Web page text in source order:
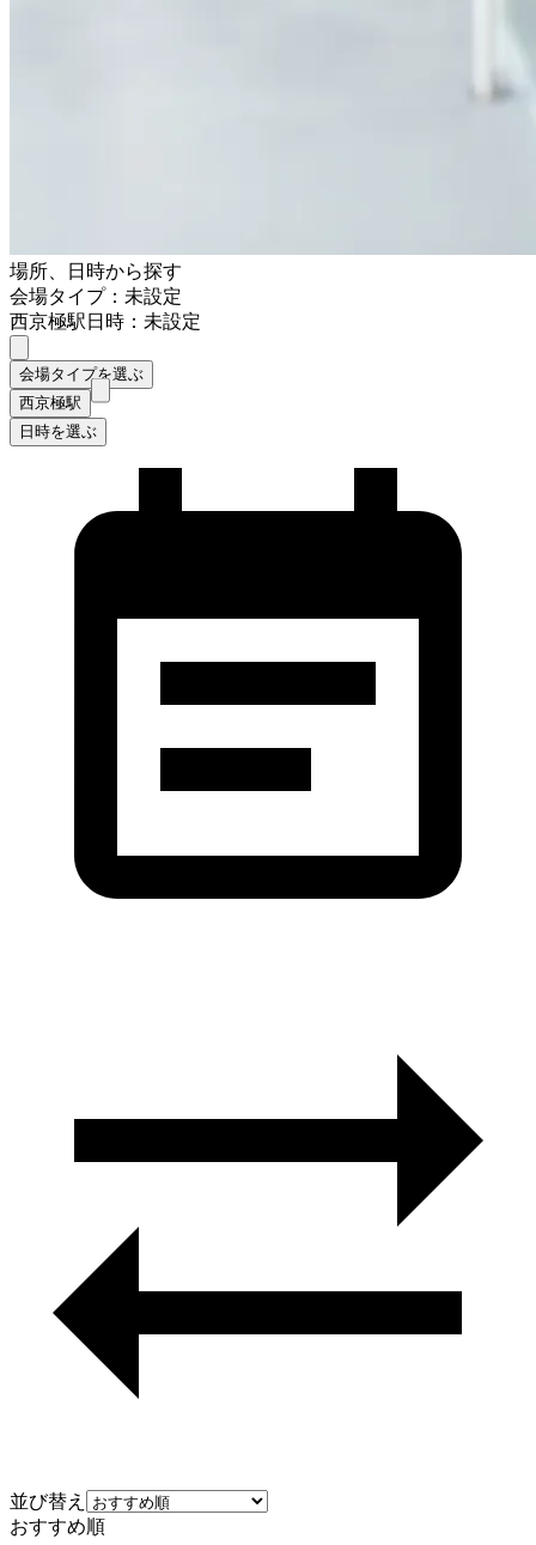
場所、日時から探す
会場タイプ：未設定
西京極駅日時：未設定
会場タイプを選ぶ
西京極駅
日時を選ぶ
並び替え
おすすめ順